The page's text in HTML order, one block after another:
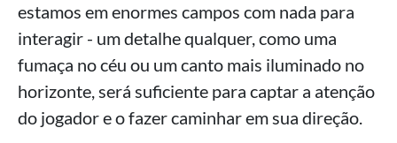
estamos em enormes campos com nada para
interagir - um detalhe qualquer, como uma
fumaça no céu ou um canto mais iluminado no
horizonte, será suficiente para captar a atenção
do jogador e o fazer caminhar em sua direção.